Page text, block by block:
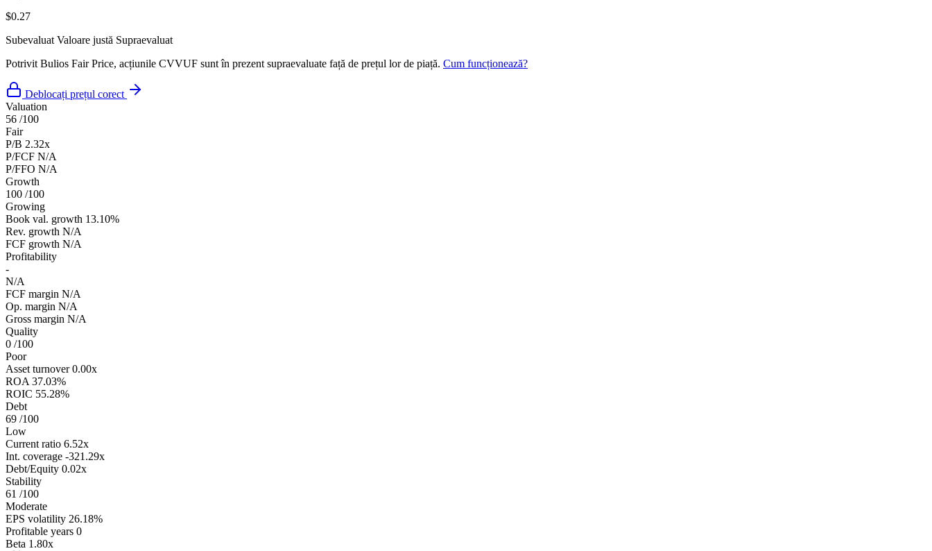
$0.27
Subevaluat Valoare justă Supraevaluat
Potrivit Bulios Fair Price, acțiunile CVVUF sunt în prezent supraevaluate față de prețul lor de piață. Cum funcționează?
Deblocați prețul corect
Valuation
56 /100
Fair
P/B 2.32x
P/FCF N/A
P/FFO N/A
Growth
100 /100
Growing
Book val. growth 13.10%
Rev. growth N/A
FCF growth N/A
Profitability
-
N/A
FCF margin N/A
Op. margin N/A
Gross margin N/A
Quality
0 /100
Poor
Asset turnover 0.00x
ROA 37.03%
ROIC 55.28%
Debt
69 /100
Low
Current ratio 6.52x
Int. coverage -321.29x
Debt/Equity 0.02x
Stability
61 /100
Moderate
EPS volatility 26.18%
Profitable years 0
Beta 1.80x